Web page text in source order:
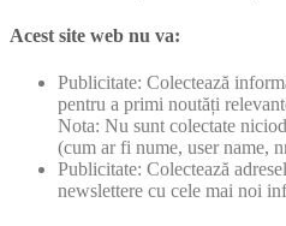
Acest site web nu va:
Publicitate: Colectează
pentru a primi noutăți
Nota: Nu sunt colectate
(cum ar fi nume, user name,
Publicitate: Colectează
newslettere cu cele mai noi